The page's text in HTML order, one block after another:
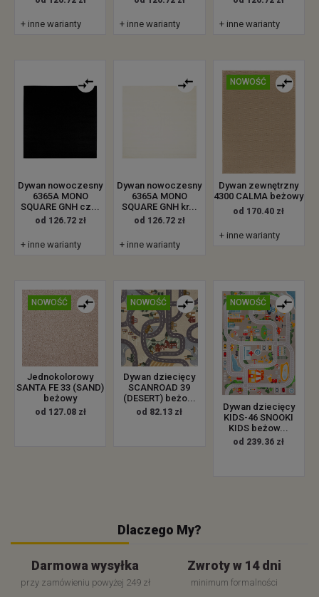
+ inne warianty + inne warianty + inne warianty
Dywan nowoczesny
6365A MONO
SQUARE GNH cz...
od 126.72 zł
+ inne warianty
Dywan nowoczesny
6365A MONO
SQUARE GNH kr...
od 126.72 zł
+ inne warianty
NOWOŚĆ
Dywan zewnętrzny
4300 CALMA beżowy
od 170.40 zł
+ inne warianty
NOWOŚĆ
Jednokolorowy
SANTA FE 33 (SAND)
beżowy
od 127.08 zł
NOWOŚĆ
Dywan dziecięcy
SCANROAD 39
(DESERT) beżo...
od 82.13 zł
NOWOŚĆ
Dywan dziecięcy
KIDS-46 SNOOKI
KIDS beżow...
od 239.36 zł
Dlaczego My?
Darmowa wysyłka
przy zamówieniu powyżej 249 zł
Zwroty w 14 dni
minimum formalności